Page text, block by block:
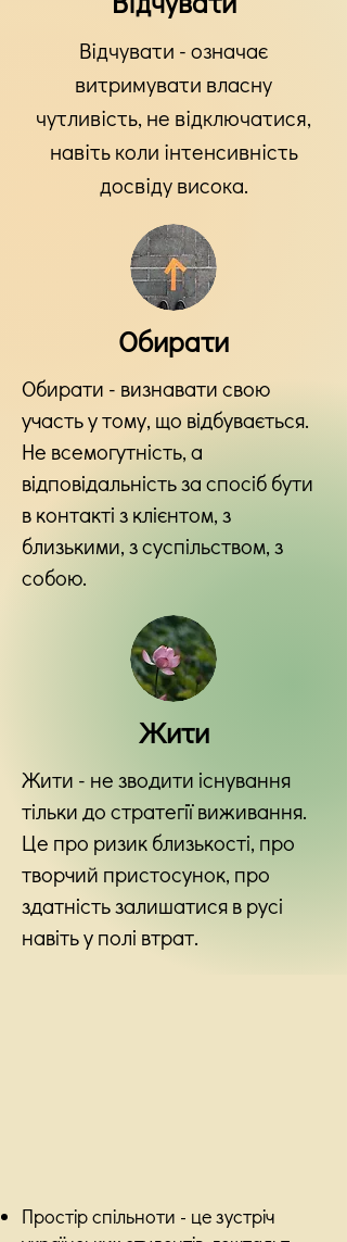
Відчувати - означає
витримувати власну
чутливість, не відключатися,
навіть коли інтенсивність
досвіду висока.
Обирати
Обирати - визнавати свою
участь у тому, що відбувається.
Не всемогутність, а
відповідальність за спосіб бути
в контакті з клієнтом, з
близькими, з суспільством, з
собою.
Жити
Жити - не зводити існування
тільки до стратегії виживання.
Це про ризик близькості, про
творчий пристосунок, про
здатність залишатися в русі
навіть у полі втрат.
Простір спільноти - це зустріч